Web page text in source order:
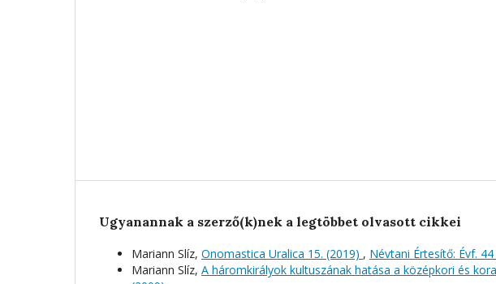
Ugyanannak a szerző(k)nek a legtöbbet olvasott cikkei
Mariann Slíz, Onomastica Uralica 15. (2019) , Névtani Értesítő: Évf.
Mariann Slíz, A háromkirályok kultuszának hatása a középkori és